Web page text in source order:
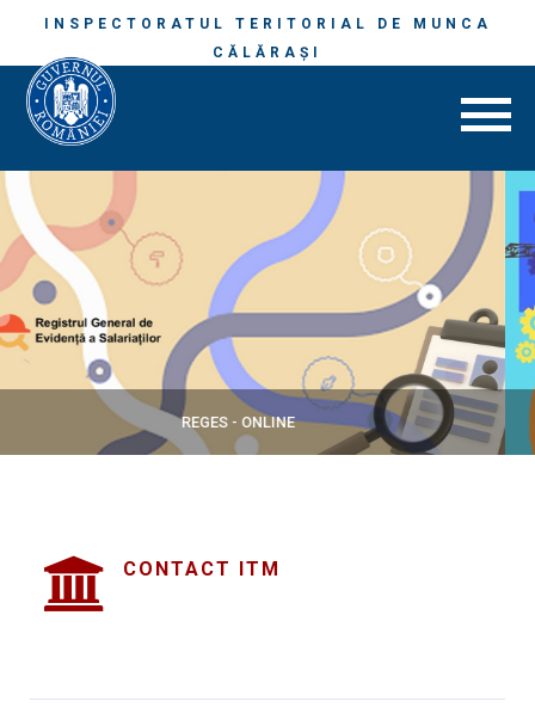
INSPECTORATUL TERITORIAL DE MUNCA
CĂLĂRAŞI
SECURITATE ȘI SĂNĂTATE ÎN MUNCĂ
CONTACT ITM